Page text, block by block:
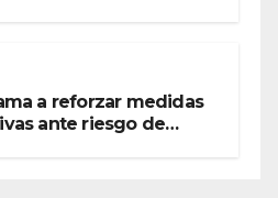
a reforzar medidas
ante riesgo de